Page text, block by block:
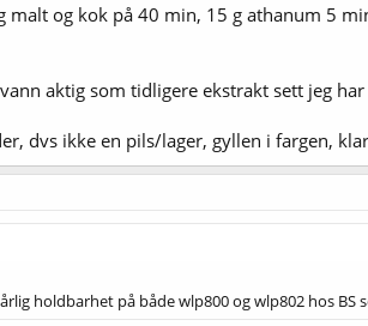
og kok på 40 min, 15 g athanum 5
aktig som tidligere ekstrakt sett jeg
dvs ikke en pils/lager, gyllen i fargen,
holdbarhet på både wlp800 og wlp802 hos BS